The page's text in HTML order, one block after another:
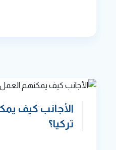
الأجانب كيف
تركيا؟